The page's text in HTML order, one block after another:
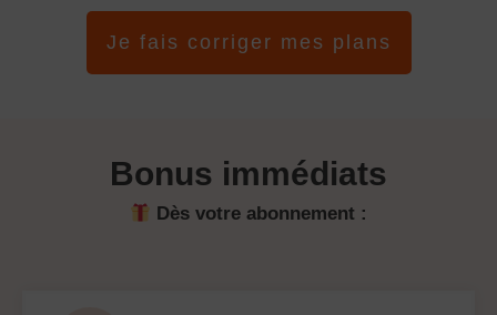
Je fais corriger mes plans
Bonus immédiats
Dès votre abonnement :